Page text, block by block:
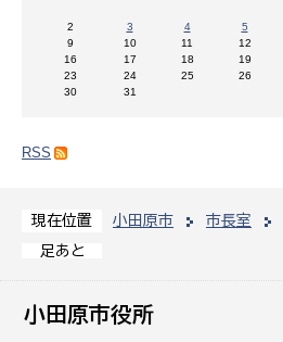
現在位置 小田原市 市長室
足あと
2
3 4 5
9
10 11 12
16
17 18 19
23
24 25 26
30
31
RSS
小田原市役所